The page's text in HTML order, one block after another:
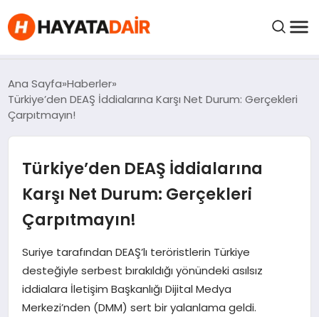
FIYATLAR
HABERLER
İNCELEMELER
KRIPTO PARALAR
KIMDIR?
NEDIR?
Ana Sayfa Haberler
Türkiye’den DEAŞ İddialarına Karşı Net Durum: Gerçekleri
Çarpıtmayın!
Türkiye’den DEAŞ İddialarına
Karşı Net Durum: Gerçekleri
Çarpıtmayın!
Suriye tarafından DEAŞ’lı teröristlerin Türkiye
desteğiyle serbest bırakıldığı yönündeki asılsız
iddialara İletişim Başkanlığı Dijital Medya
Merkezi’nden (DMM) sert bir yalanlama geldi.